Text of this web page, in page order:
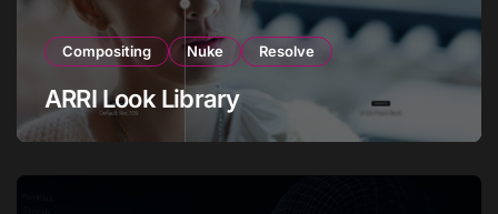
Compositing Nuke Resolve
ARRI Look Library